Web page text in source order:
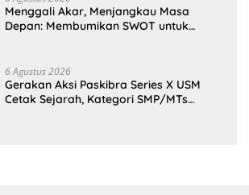
Menggali Akar, Menjangkau Masa
Depan: Membumikan SWOT untuk
6 Agustus 2026
Gerakan Aksi Paskibra Series X USM
Cetak Sejarah, Kategori SMP/MTs